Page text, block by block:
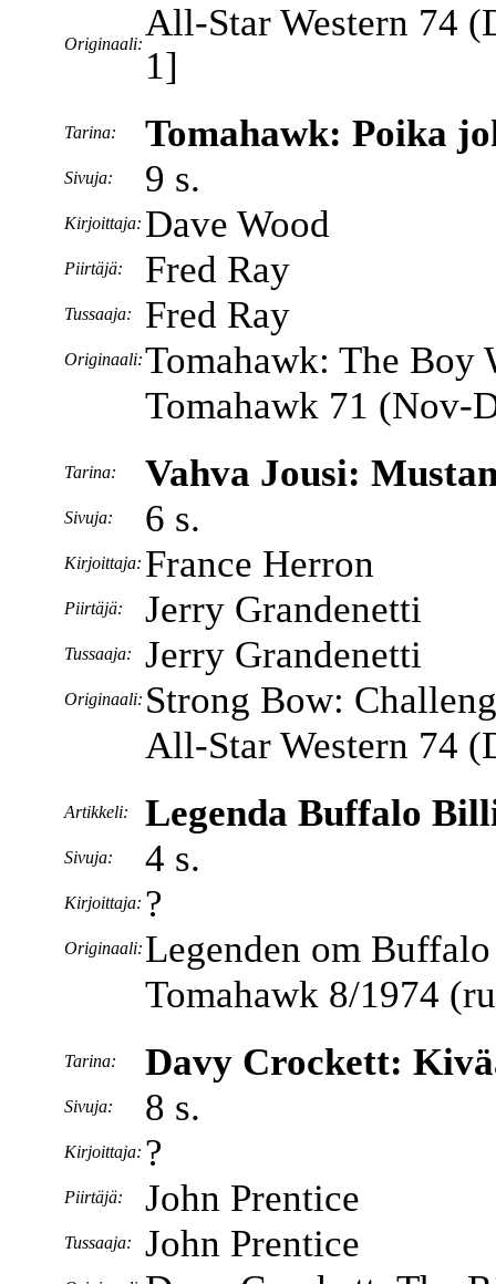
Originaali:
All-Star Western 74
1]
Tarina: Tomahawk: Poika
Sivuja: 9 s.
Kirjoittaja: Dave Wood
Piirtäjä: Fred Ray
Tussaaja: Fred Ray
Originaali:Tomahawk: The Boy
Tomahawk 71 (Nov-
Tarina: Vahva Jousi:
Sivuja: 6 s.
Kirjoittaja: France Herron
Piirtäjä: Jerry Grandenetti
Tussaaja: Jerry Grandenetti
Originaali: Strong Bow:
All-Star Western 74
Artikkeli: Legenda Buffalo
Sivuja: 4 s.
Kirjoittaja: ?
Originaali: Legenden om
Tomahawk 8/1974
Tarina: Davy Crockett:
Sivuja: 8 s.
Kirjoittaja: ?
Piirtäjä: John Prentice
Tussaaja: John Prentice